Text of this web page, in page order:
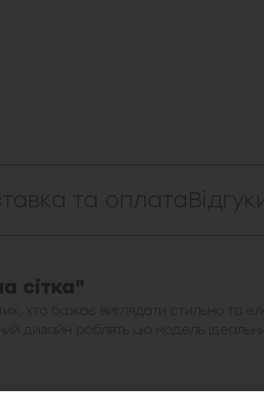
та оплата
сітка"
хто бажає виглядати стильно та
дизайн роблять цю модель